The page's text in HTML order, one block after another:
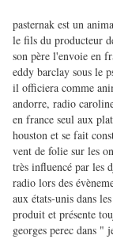
pasternak est un
le fils du producteur
son père l'envoie en
eddy barclay sous le
il officiera comme
andorre, radio
en france seul aux
houston et se fait
vent de folie sur les
très influencé par les
radio lors des
aux états-unis dans
produit et présente
georges perec dans "